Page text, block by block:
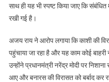
साथ ही यह भी स्पष्ट किया जाए कि
रखी गई है।
अजय राय ने आरोप लगाया कि काशी की
पहुंचाया जा रहा है और यह काम कोई
उन्होंने प्रधानमंत्री नरेंद्र मोदी पर
आए और बनारस की विरासत को बर्बाद कर